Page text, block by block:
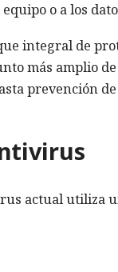
o a los
integral de
más amplio
prevención
actual utiliza